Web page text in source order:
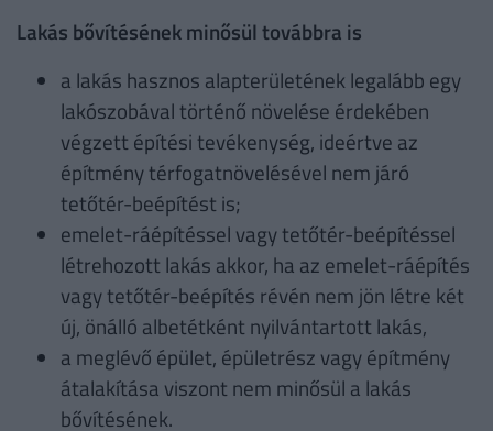
Lakás bővítésének minősül továbbra is
a lakás hasznos alapterületének legalább egy
lakószobával történő növelése érdekében
végzett építési tevékenység, ideértve az
építmény térfogatnövelésével nem járó
tetőtér-beépítést is;
emelet-ráépítéssel vagy tetőtér-beépítéssel
létrehozott lakás akkor, ha az emelet-ráépítés
vagy tetőtér-beépítés révén nem jön létre két
új, önálló albetétként nyilvántartott lakás,
a meglévő épület, épületrész vagy építmény
átalakítása viszont nem minősül a lakás
bővítésének.